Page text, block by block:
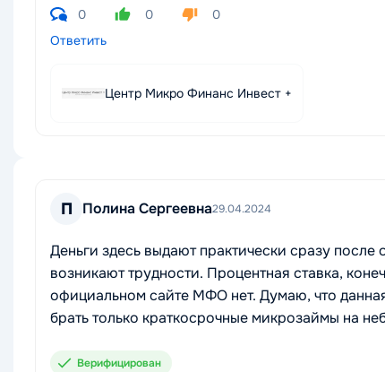
0 0
0
Ответить
Центр Микро Финанс Инвест +
П Полина Сергеевна29.04.2024
Деньги здесь выдают практически сразу
возникают трудности. Процентная ставка,
официальном сайте МФО нет. Думаю, что
брать только краткосрочные микрозаймы на
Верифицирован